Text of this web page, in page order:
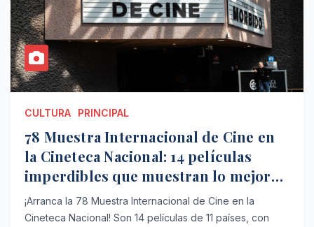
CULTURA PRINCIPAL
78 Muestra Internacional de Cine en
la Cineteca Nacional: 14 películas
imperdibles que muestran lo mejor
del cine mundial
¡Arranca la 78 Muestra Internacional de Cine en la
Cineteca Nacional! Son 14 películas de 11 países, con